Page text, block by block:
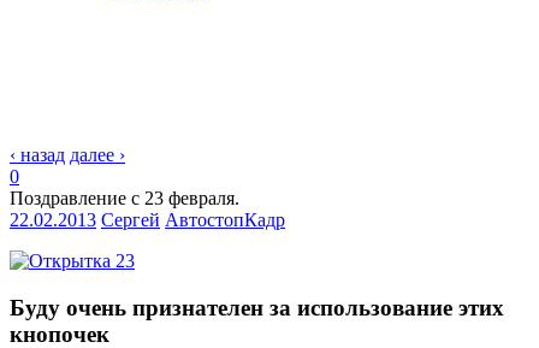
‹ назад далее ›
0
Поздравление с 23 февраля.
22.02.2013 Сергей АвтостопКадр
Буду очень признателен за использование этих
кнопочек